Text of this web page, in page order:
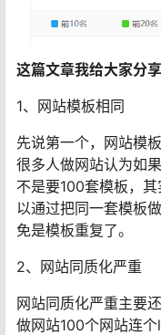
这篇文章我给大家分
1、网站模板相同
先说第一个，网站模
很多人做网站认为如
不是要100套模板，
以通过把同一套模板
免是模板重复了。
2、网站同质化严重
网站同质化严重主要
做网站100个网站连